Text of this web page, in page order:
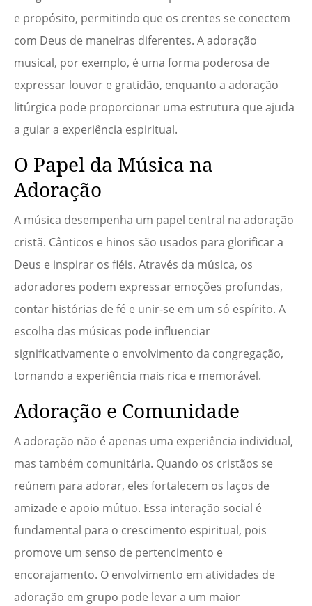
e propósito, permitindo que os crentes se conectem
com Deus de maneiras diferentes. A adoração
musical, por exemplo, é uma forma poderosa de
expressar louvor e gratidão, enquanto a adoração
litúrgica pode proporcionar uma estrutura que ajuda
a guiar a experiência espiritual.
O Papel da Música na
Adoração
A música desempenha um papel central na adoração
cristã. Cânticos e hinos são usados para glorificar a
Deus e inspirar os fiéis. Através da música, os
adoradores podem expressar emoções profundas,
contar histórias de fé e unir-se em um só espírito. A
escolha das músicas pode influenciar
significativamente o envolvimento da congregação,
tornando a experiência mais rica e memorável.
Adoração e Comunidade
A adoração não é apenas uma experiência individual,
mas também comunitária. Quando os cristãos se
reúnem para adorar, eles fortalecem os laços de
amizade e apoio mútuo. Essa interação social é
fundamental para o crescimento espiritual, pois
promove um senso de pertencimento e
encorajamento. O envolvimento em atividades de
adoração em grupo pode levar a um maior